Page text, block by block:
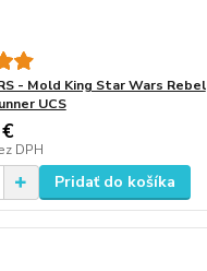
- Mold King Star Wars Rebel
UCS
DPH
Pridať do košíka